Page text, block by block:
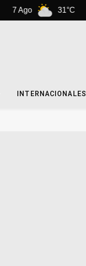
Ago 31°C
INTERNACIONALES